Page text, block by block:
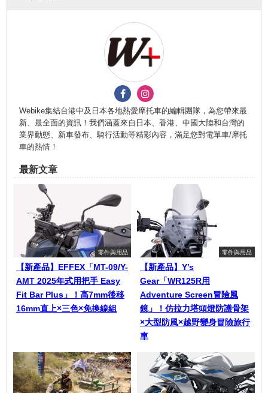
Webike集結台港中及日本各地熱愛摩托車的編輯團隊，為您帶來最
新、最全面的資訊！我們涵蓋來自日本、香港、中國大陸和台灣的
業界動態、新車發布、騎行活動等精彩內容，滿足您對電單車/摩托
車的熱情！
最新文章
零件與用品
【新產品】EFFEX「MT-09/Y-
AMT 2025年式用把手 Easy
Fit Bar Plus」！高7mm後移
16mm直上×三色×免換線組
零件與用品
【新產品】Y’s
Gear「WR125R用
Adventure Screen冒險風
鏡」！仿拉力塔頭燈防護骨架
×大型防風×越野變身冒險旅行
車